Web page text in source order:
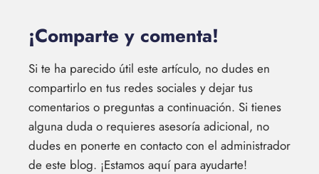
¡Comparte y comenta!
Si te ha parecido útil este artículo, no dudes en
compartirlo en tus redes sociales y dejar tus
comentarios o preguntas a continuación. Si tienes
alguna duda o requieres asesoría adicional, no
dudes en ponerte en contacto con el administrador
de este blog. ¡Estamos aquí para ayudarte!